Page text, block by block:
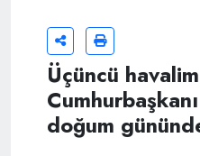
Üçüncü
doğum